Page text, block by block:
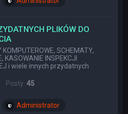
PLIKÓW DO
KOMPUTEROWE, SCHEMATY,
KASOWANIE INSPEKCJI
i wiele innych przydatnych
Posty:45
Administrator